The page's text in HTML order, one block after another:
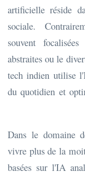
artificielle réside
sociale.
souvent
abstraites ou le
tech indien utilise
du quotidien et
Dans le domaine
vivre plus de la
basées sur l'IA